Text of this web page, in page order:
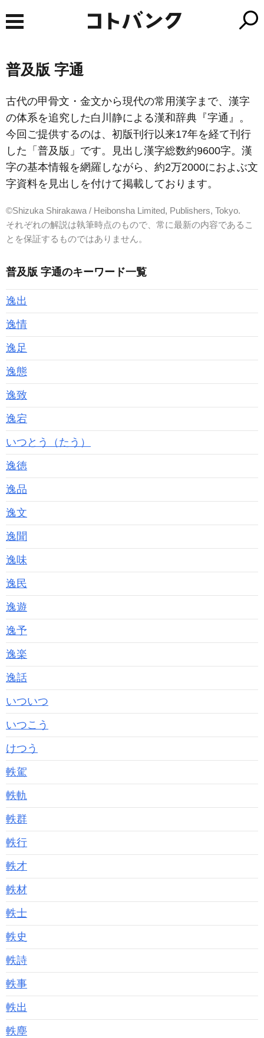
普及版 字通
古代の甲骨文・金文から現代の常用漢字まで、漢字
の体系を追究した白川静による漢和辞典『字通』。
今回ご提供するのは、初版刊行以来17年を経て刊行
した「普及版」です。見出し漢字総数約9600字。漢
字の基本情報を網羅しながら、約2万2000におよぶ文
字資料を見出しを付けて掲載しております。
©Shizuka Shirakawa / Heibonsha Limited, Publishers, Tokyo.
それぞれの解説は執筆時点のもので、常に最新の内容であるこ
とを保証するものではありません。
普及版 字通のキーワード一覧
逸出
逸情
逸足
逸態
逸致
逸宕
いつとう（たう）
逸徳
逸品
逸文
逸聞
逸味
逸民
逸遊
逸予
逸楽
逸話
いついつ
いつこう
けつう
軼駕
軼軌
軼群
軼行
軼才
軼材
軼士
軼史
軼詩
軼事
軼出
軼塵